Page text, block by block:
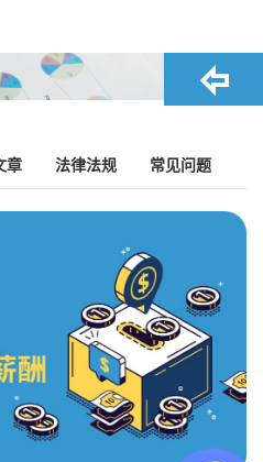
章 法律法规 常见问题